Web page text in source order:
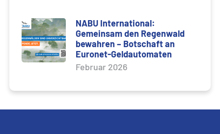
NABU International:
Gemeinsam den Regenwald
bewahren – Botschaft an
Euronet-Geldautomaten
Februar 2026